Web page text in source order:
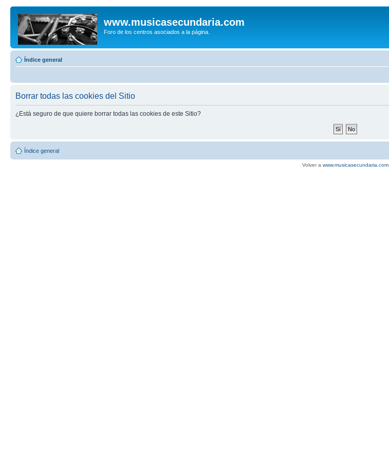
www.musicasecundaria.com
Foro de los centros asociados a la página.
Índice general
Borrar todas las cookies del Sitio
¿Está seguro de que quiere borrar todas las cookies de este Sitio?
Índice general
Volver a www.musicasecundaria.com